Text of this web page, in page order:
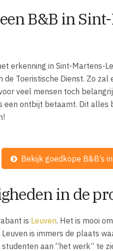
B&B in
erkenning in Sint-Martens-
de Toeristische Dienst. Zo
veel mensen toch
een ontbijt betaamt. Dit
Bekijk goedkope B&B’s
in de
is Leuven. Het is mooi
is immers de plaats
aan “het werk” te